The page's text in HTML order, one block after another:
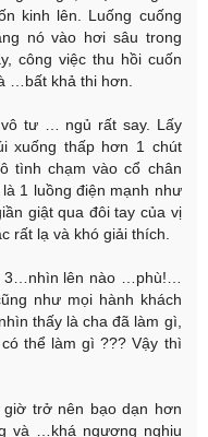
kinh lên. Luống cuống
nó vào hơi sâu trong
công việc thu hồi cuốn
…bất khả thi hơn.
tư … ngủ rất say. Lấy
xuống thấp hơn 1 chút
tình chạm vào cổ chân
1 luồng điện mạnh như
giật qua đôi tay của vị
rất lạ và khó giải thích.
3…nhìn lên nào …phù!…
như mọi hành khách
thấy là cha đã làm gì,
thể làm gì ??? Vậy thì
trở nên bạo dạn hơn
và …khá ngượng nghịu